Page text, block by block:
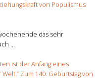
von Populismus
das sehr
...
ist der Anfang eines
Zum 140. Geburtstag von